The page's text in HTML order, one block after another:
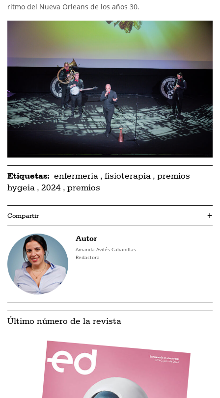
ritmo del Nueva Orleans de los años 30.
Etiquetas: enfermeria , fisioterapia , premios
hygeia , 2024 , premios
Compartir +
Autor
Amanda Avilés Cabanillas
Redactora
Último número de la revista